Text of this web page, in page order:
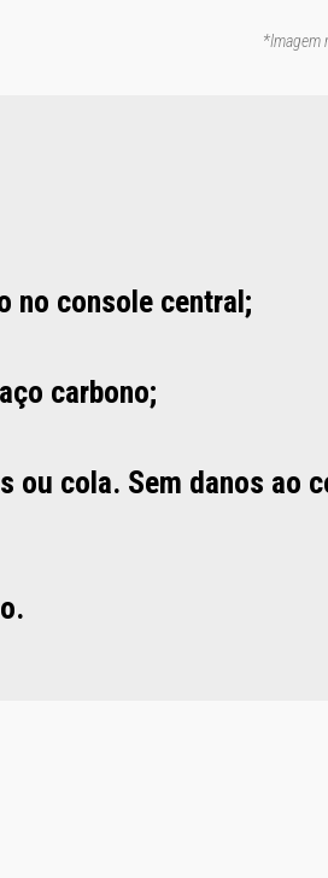
*Imagem
no console central;
carbono;
ou cola. Sem danos ao